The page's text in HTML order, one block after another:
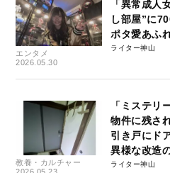
エンタメ
2026.05.30
「異常成人
し部屋”に
ポタ愛あふ
ライター神山
教養・カルチャー
「ミステリ
物件に残さ
引き戸にド
異様な改造
ライター神山